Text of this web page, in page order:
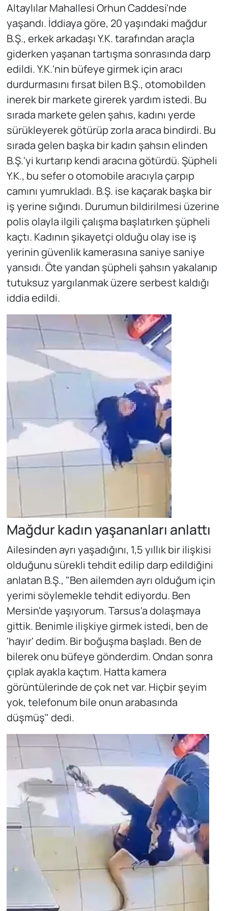
Altaylılar Mahallesi Orhun Caddesi'nde
yaşandı. İddiaya göre, 20 yaşındaki mağdur
B.Ş., erkek arkadaşı Y.K. tarafından araçla
giderken yaşanan tartışma sonrasında darp
edildi. Y.K.'nin büfeye girmek için aracı
durdurmasını fırsat bilen B.Ş., otomobilden
inerek bir markete girerek yardım istedi. Bu
sırada markete gelen şahıs, kadını yerde
sürükleyerek götürüp zorla araca bindirdi. Bu
sırada gelen başka bir kadın şahsın elinden
B.Ş.'yi kurtarıp kendi aracına götürdü. Şüpheli
Y.K., bu sefer o otomobile aracıyla çarpıp
camını yumrukladı. B.Ş. ise kaçarak başka bir
iş yerine sığındı. Durumun bildirilmesi üzerine
polis olayla ilgili çalışma başlatırken şüpheli
kaçtı. Kadının şikayetçi olduğu olay ise iş
yerinin güvenlik kamerasına saniye saniye
yansıdı. Öte yandan şüpheli şahsın yakalanıp
tutuksuz yargılanmak üzere serbest kaldığı
iddia edildi.
Mağdur kadın yaşananları anlattı
Ailesinden ayrı yaşadığını, 1,5 yıllık bir ilişkisi
olduğunu sürekli tehdit edilip darp edildiğini
anlatan B.Ş., "Ben ailemden ayrı olduğum için
yerimi söylemekle tehdit ediyordu. Ben
Mersin'de yaşıyorum. Tarsus'a dolaşmaya
gittik. Benimle ilişkiye girmek istedi, ben de
'hayır' dedim. Bir boğuşma başladı. Ben de
bilerek onu büfeye gönderdim. Ondan sonra
çıplak ayakla kaçtım. Hatta kamera
görüntülerinde de çok net var. Hiçbir şeyim
yok, telefonum bile onun arabasında
düşmüş" dedi.